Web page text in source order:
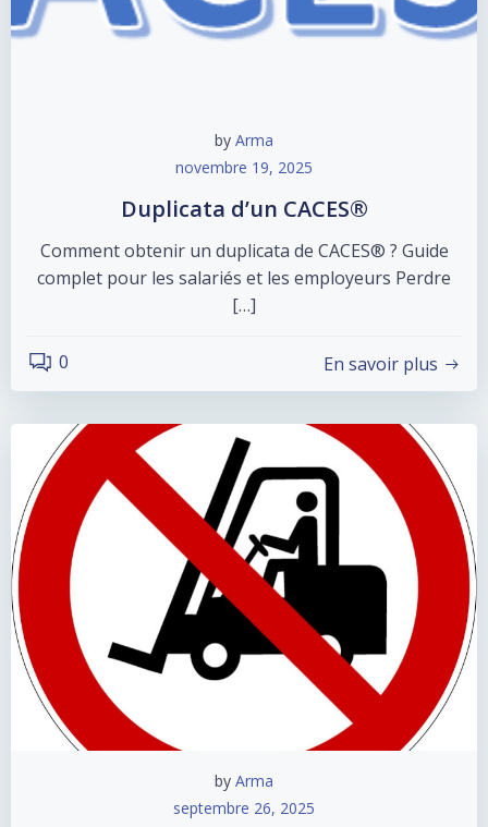
by Arma
novembre 19, 2025
Duplicata d’un CACES®
Comment obtenir un duplicata de CACES® ? Guide
complet pour les salariés et les employeurs Perdre
[…]
0 En savoir plus
by Arma
septembre 26, 2025